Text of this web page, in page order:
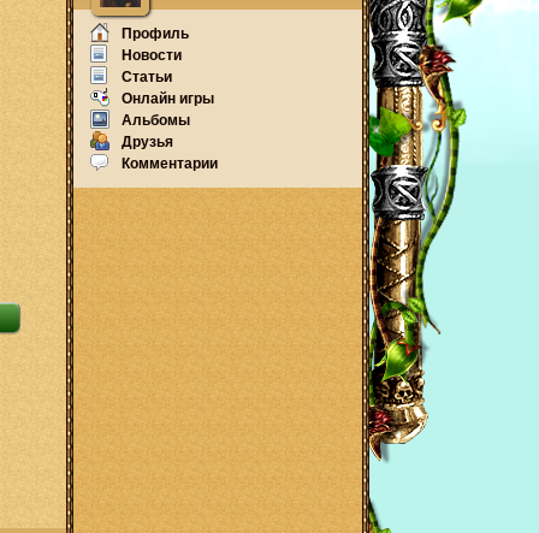
Профиль
Новости
Статьи
Онлайн игры
Альбомы
Друзья
Комментарии